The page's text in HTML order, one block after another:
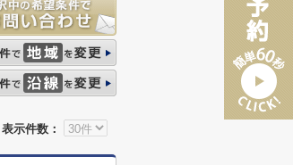
表示件数：